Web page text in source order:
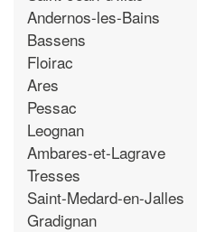
Andernos-les-Bains
Bassens
Floirac
Ares
Pessac
Leognan
Ambares-et-Lagrave
Tresses
Saint-Medard-en-Jalles
Gradignan